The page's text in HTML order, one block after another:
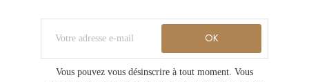
Vous pouvez vous désinscrire à tout moment. Vous